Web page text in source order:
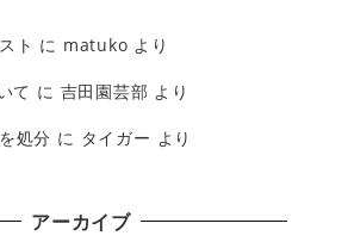
ト に matuko より
て に 吉田園芸部 より
処分 に タイガー より
アーカイブ